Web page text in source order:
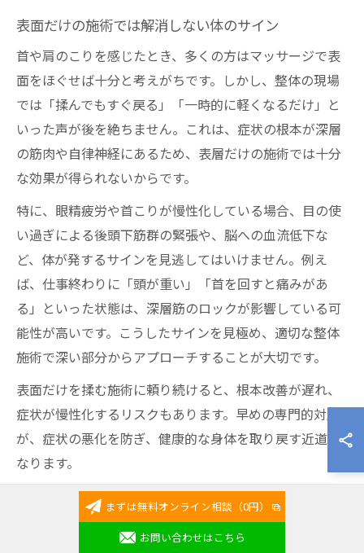
表面だけの施術では解消しない体のサイン
首や肩のこりを感じたとき、多くの方はマッサージで表
面をほぐせば十分と考えがちです。しかし、整体の現場
では「揉んでもすぐ戻る」「一時的に軽くなるだけ」と
いった声が後を絶ちません。これは、症状の根本が深層
の筋肉や自律神経にあるため、表層だけの施術では十分
な効果が得られないからです。
特に、眼精疲労や首こりが慢性化している場合、目の使
い過ぎによる後頭下筋群の緊張や、脳への血流低下な
ど、体が発するサインを見逃してはいけません。例え
ば、仕事終わりに「頭が重い」「首を回すと痛みがあ
る」といった状態は、深層筋のロックが影響している可
能性が高いです。こうしたサインを見極め、適切な整体
施術で深い部分からアプローチすることが大切です。
表面だけを揉む施術に頼り続けると、根本改善が遅れ、
症状が慢性化するリスクもあります。早めの専門的対応
が、症状の悪化を防ぎ、健康的な身体を取り戻す近道と
なります。
眼精疲労と首の深い関係性を整体で実感
整体の専門的な視点から見ると、眼精疲労と首のこりに
まずは無料オンライン相談（0円）
お問い合わせはこちら